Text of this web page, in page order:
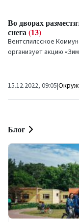
Во дворах
снега(13)
Вентспилсское
организует акцию
15.12.2022, 09:05|
Блог